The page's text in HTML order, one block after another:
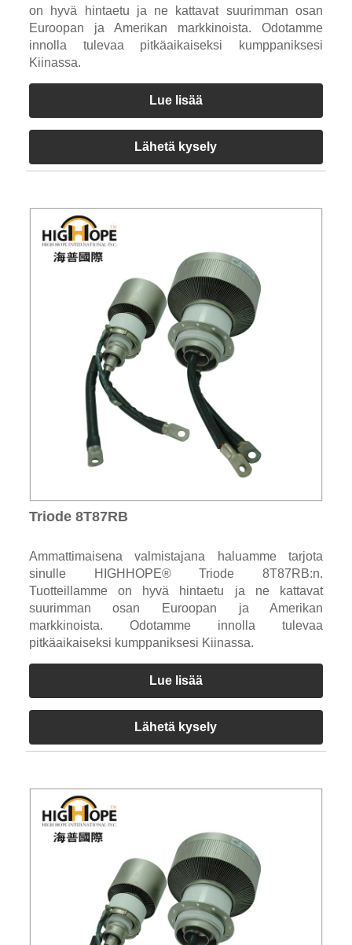
on hyvä hintaetu ja ne kattavat suurimman osan
Euroopan ja Amerikan markkinoista. Odotamme
innolla tulevaa pitkäaikaiseksi kumppaniksesi
Kiinassa.
Lue lisää
Lähetä kysely
Triode 8T87RB
Ammattimaisena valmistajana haluamme tarjota
sinulle HIGHHOPE® Triode 8T87RB:n.
Tuotteillamme on hyvä hintaetu ja ne kattavat
suurimman osan Euroopan ja Amerikan
markkinoista. Odotamme innolla tulevaa
pitkäaikaiseksi kumppaniksesi Kiinassa.
Lue lisää
Lähetä kysely